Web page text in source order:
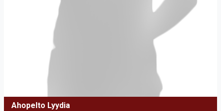
Ahopelto Lyydia